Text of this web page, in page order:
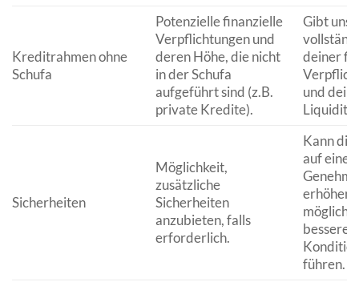
Kreditrahmen ohne
Schufa
Potenzielle finanzielle
Verpflichtungen und
deren Höhe, die nicht
in der Schufa
aufgeführt sind (z.B.
private Kredite).
Gibt uns
deiner
und
Sicherheiten
Möglichkeit,
zusätzliche
Sicherheiten
anzubieten, falls
erforderlich.
Kann die
auf eine
erhöhen
besseren
führen.